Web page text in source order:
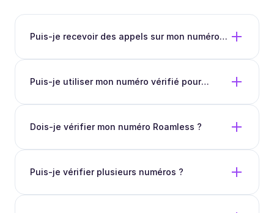
Puis-je recevoir des appels sur mon numéro
Puis-je utiliser mon numéro vérifié pour
Roamless ?
Dois-je vérifier mon numéro Roamless ?
Puis-je vérifier plusieurs numéros ?